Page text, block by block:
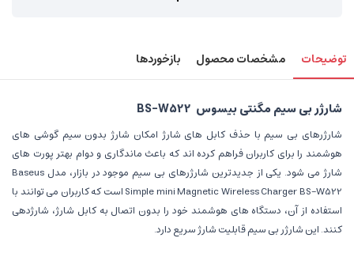
توضیحات مشخصات محصول بازخوردها
شارژر بی سیم مگنتی بیسوس BS-W522
شارژرهای بی سیم با حذف کابل های شارژ امکان شارژ بدون سیم گوشی های
هوشمند را برای کاربران فراهم کرده اند که باعث ماندگاری و دوام بهتر پورت های
شارژ می شود. یکی از جدیدترین شارژرهای بی سیم موجود در بازار، مدل Baseus
Simple mini Magnetic Wireless Charger BS-W522 است که کاربران می توانند با
استفاده از آن، دستگاه های هوشمند خود را بدون اتصال به کابل شارژ، شارژدهی
کنند. این شارژر بی سیم قابلیت شارژ سریع دارد.